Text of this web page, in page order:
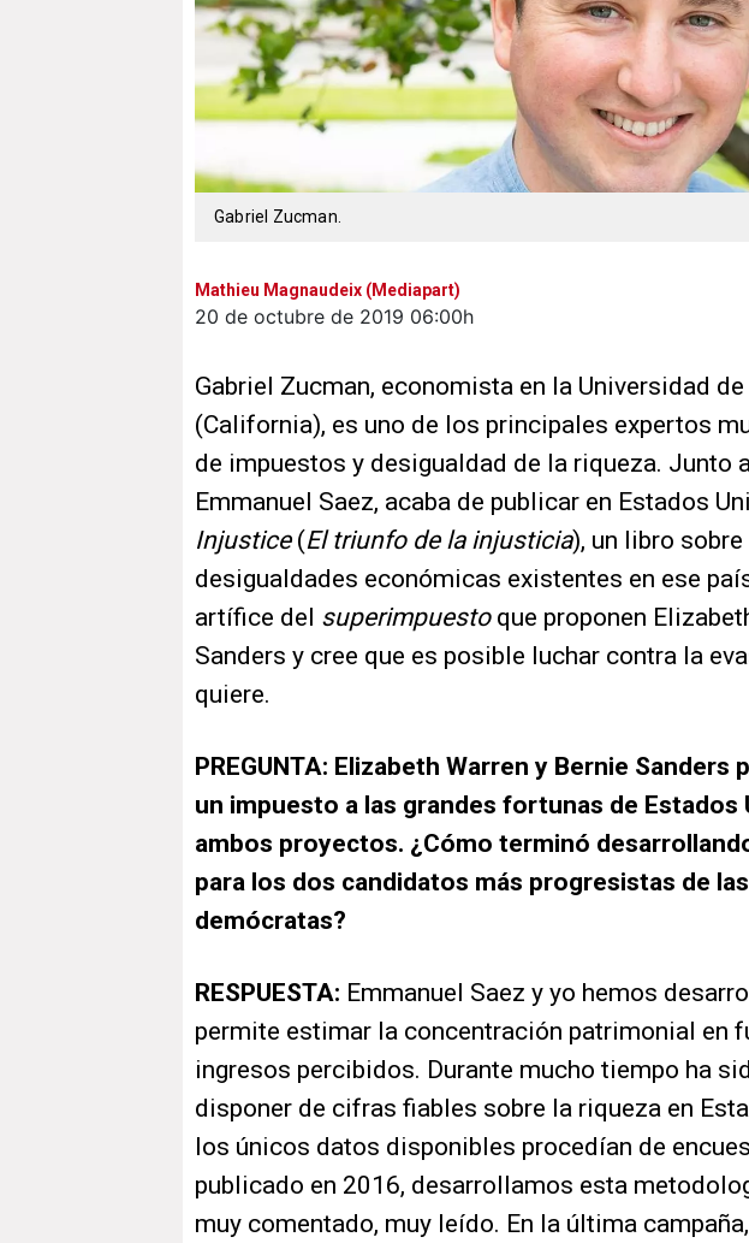
Gabriel Zucman.
Mathieu Magnaudeix (Mediapart)
20 de octubre de 2019 06:00h
Gabriel Zucman, economista en la Universidad
(California), es uno de los principales expertos
de impuestos y desigualdad de la riqueza. Junto
Emmanuel Saez, acaba de publicar en Estados
Injustice(El triunfo de la injusticia), un libro
desigualdades económicas existentes en ese
artífice del superimpuestoque proponen
Sanders y cree que es posible luchar contra la
quiere.
PREGUNTA: Elizabeth Warren y Bernie
un impuesto a las grandes fortunas de Estados
ambos proyectos. ¿Cómo terminó
para los dos candidatos más progresistas de
demócratas?
RESPUESTA: Emmanuel Saez y yo hemos
permite estimar la concentración patrimonial en
ingresos percibidos. Durante mucho tiempo ha
disponer de cifras fiables sobre la riqueza en
los únicos datos disponibles procedían de
publicado en 2016, desarrollamos esta
muy comentado, muy leído. En la última